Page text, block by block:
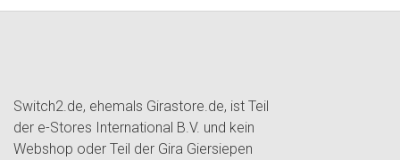
Switch2.de, ehemals Girastore.de, ist Teil
der e-Stores International B.V. und kein
Webshop oder Teil der Gira Giersiepen